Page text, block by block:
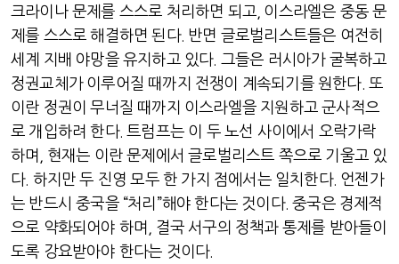
크라이나 문제를 스스로 처리하면 되고 이스라엘은 중동 문
제를 스스로 해결하면 된다. 반면 글로벌리스트들은 여전히
세계 지배 야망을 유지하고 있다. 그들은 러시아가 굴복하고
정권교체가 이루어질 때까지 전쟁이 계속되기를 원한다.또
이란 정권이 무너질 때까지 이스라엘을 지원하고 군사적으
로 개입하려 한다.트럼프는 이 두 노선 사이에서 오락가락
하며
현재는 이란 문제에서 글로벌리스트 쪽으로 기울고 있
다. 하지만 두 진영 모두 한 가지 점에서는 일치한다. 언젠가
는 반드시 중국을 “처리 ”해야 한다는 것이다.중국은 경제적
으로 약화되어야 하며
결국 서구의 정책과 통제를 받아들이
도록 강요받아야 한다는 것이다.